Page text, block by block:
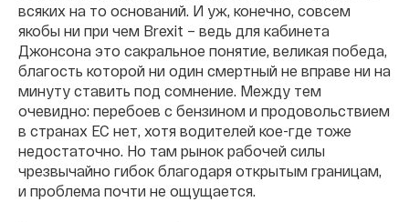
всяких на то оснований. И уж, конечно, совсем
якобы ни при чем Brexit – ведь для кабинета
Джонсона это сакральное понятие, великая победа,
благость которой ни один смертный не вправе ни на
минуту ставить под сомнение. Между тем
очевидно: перебоев с бензином и продовольствием
в странах ЕС нет, хотя водителей кое-где тоже
недостаточно. Но там рынок рабочей силы
чрезвычайно гибок благодаря открытым границам,
и проблема почти не ощущается.